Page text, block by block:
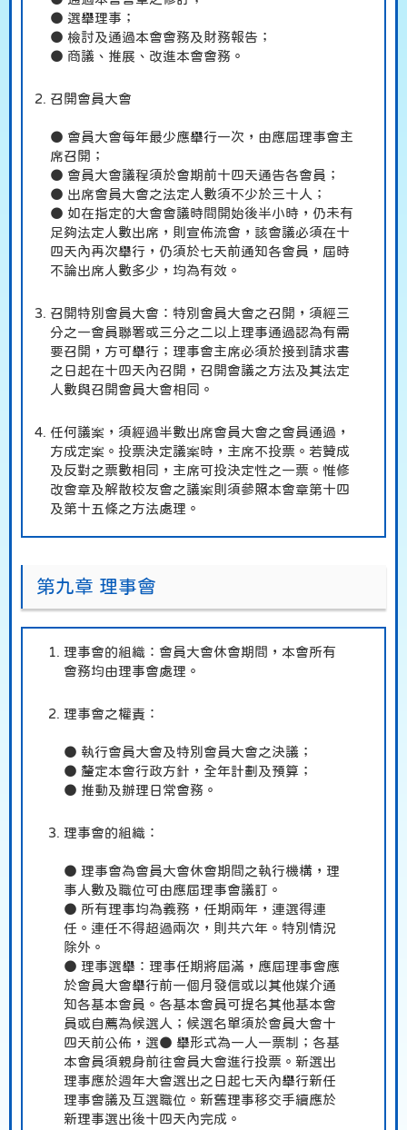
● 選舉理事；
● 檢討及通過本會會務及財務報告；
● 商議、推展、改進本會會務。
召開會員大會
● 會員大會每年最少應舉行一次，由應屆理事會主
席召開；
● 會員大會議程須於會期前十四天通告各會員；
● 出席會員大會之法定人數須不少於三十人；
● 如在指定的大會會議時間開始後半小時，仍未有
足夠法定人數出席，則宣佈流會，該會議必須在十
四天內再次舉行，仍須於七天前通知各會員，屆時
不論出席人數多少，均為有效。
召開特別會員大會：特別會員大會之召開，須經三
分之一會員聯署或三分之二以上理事通過認為有需
要召開，方可舉行；理事會主席必須於接到請求書
之日起在十四天內召開，召開會議之方法及其法定
人數與召開會員大會相同。
任何議案，須經過半數出席會員大會之會員通過，
方成定案。投票決定議案時，主席不投票。若贊成
及反對之票數相同，主席可投決定性之一票。惟修
改會章及解散校友會之議案則須參照本會章第十四
及第十五條之方法處理。
第九章 理事會
理事會的組織：會員大會休會期間，本會所有
會務均由理事會處理。
理事會之權責：
● 執行會員大會及特別會員大會之決議；
● 釐定本會行政方針，全年計劃及預算；
● 推動及辦理日常會務。
理事會的組織：
● 理事會為會員大會休會期間之執行機構，理
事人數及職位可由應屆理事會議訂。
● 所有理事均為義務，任期兩年，連選得連
任。連任不得超過兩次，則共六年。特別情況
除外。
● 理事選舉：理事任期將屆滿，應屆理事會應
於會員大會舉行前一個月發信或以其他媒介通
知各基本會員。各基本會員可提名其他基本會
員或自薦為候選人；候選名單須於會員大會十
四天前公佈，選● 舉形式為一人一票制；各基
本會員須親身前往會員大會進行投票。新選出
理事應於週年大會選出之日起七天內舉行新任
理事會議及互選職位。新舊理事移交手續應於
新理事選出後十四天內完成。